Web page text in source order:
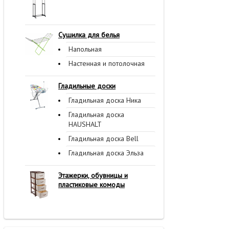
Сушилка для белья
Напольная
Настенная и потолочная
Гладильные доски
Гладильная доска Ника
Гладильная доска
HAUSHALT
Гладильная доска Bell
Гладильная доска Эльза
Этажерки, обувницы и
пластиковые комоды